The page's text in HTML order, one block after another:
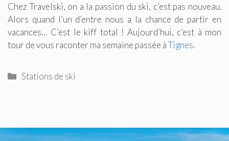
Chez Travelski, on a la passion du ski, c’est pas nouveau.
Alors quand l’un d’entre nous a la chance de partir en
vacances… C’est le kiff total ! Aujourd’hui, c’est à mon
tour de vous raconter ma semaine passée àTignes.
Catégories
Stations de ski